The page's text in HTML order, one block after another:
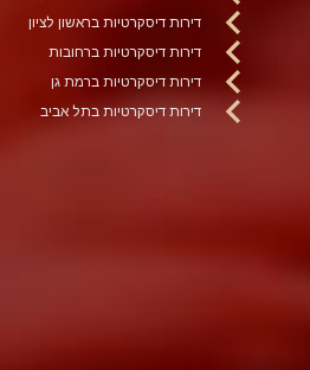
דירות דיסקרטיות בראשון לציון
דירות דיסקרטיות ברחובות
דירות דיסקרטיות ברמת גן
דירות דיסקרטיות בתל אביב